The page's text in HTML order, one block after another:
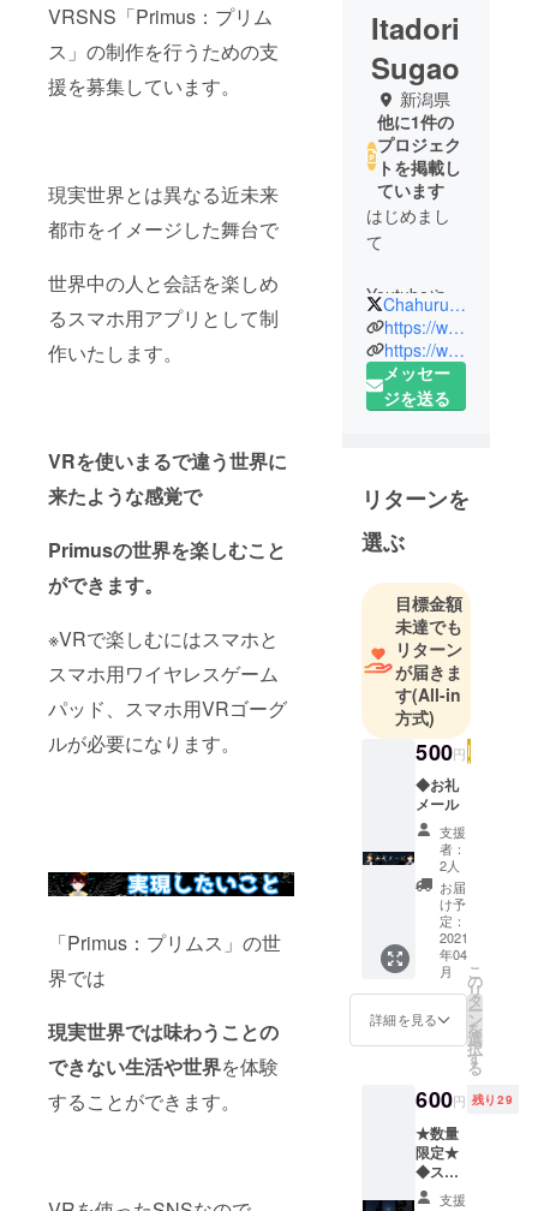
VRSNS「Primus：プリム
ス」の制作を行うための支
援を募集しています。
現実世界とは異なる近未来
都市をイメージした舞台で
世界中の人と会話を楽しめ
るスマホ用アプリとして制
作いたします。
VRを使いまるで違う世界に
来たような感覚で
Primusの世界を楽しむこと
ができます。
※VRで楽しむにはスマホと
スマホ用ワイヤレスゲーム
パッド、スマホ用VRゴーグ
ルが必要になります。
「Primus：プリムス」の世
界では
現実世界では味わうことの
できない生活や世界を体験
することができます。
Itadori
Sugao
新潟県
他に1件の
プロジェク
トを掲載し
ています
はじめまし
て
Youtubeや
tiktokで活動
しています
虎杖清生と
申します。
数3000人
職業は自営
業で動画編
集をしたり
Unityを使っ
てゲームを
作っていま
す。
Youtubeを通
して活動の
幅を広げて
いきたいと
考えていま
Chahuru_music
https://www.tiktok.com/@charo_agd?lang=ja-JP
https://www.youtube.com/channel/UCvYz-Y3gKsvK3g2PM7ESJOw
メッセー
ジを送る
リターンを
選ぶ
目標金額
未達でも
リターン
が届きま
す(All-in
方式)
500円
◆お礼
メール
支援
者：
2人
お届
け予
定：
2021
年04
月
詳細を見る
こ
の
リ
タ
ー
ン
を
選
択
す
る
600円 残り29
★数量
限定★
◆スマ
ホ壁紙
支援